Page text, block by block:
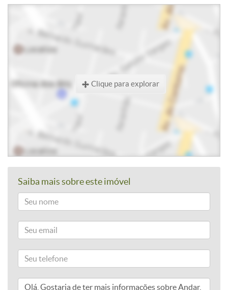
Clique para explorar
Saiba mais sobre este imóvel